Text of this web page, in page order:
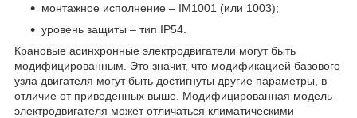
монтажное исполнение – ІМ1001 (или 1003);
уровень защиты – тип IP54.
Крановые асинхронные электродвигатели могут быть
модифицированным. Это значит, что модификацией базового
узла двигателя могут быть достигнуты другие параметры, в
отличие от приведенных выше. Модифицированная модель
электродвигателя может отличаться климатическими